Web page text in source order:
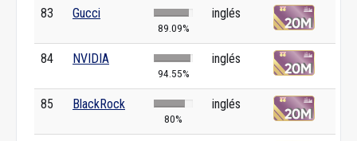
83 Gucci
89.09%
inglés
84 NVIDIA
94.55%
inglés
85 BlackRock
80%
inglés